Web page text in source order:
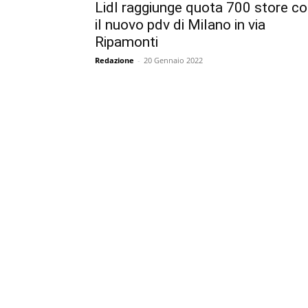
Lidl raggiunge quota 700 store
il nuovo pdv di Milano in via
Ripamonti
Redazione - 20 Gennaio 2022